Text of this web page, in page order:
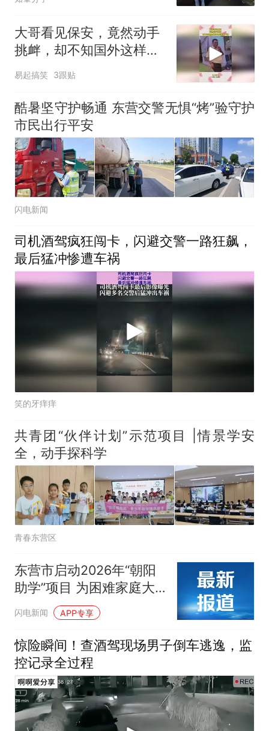
大哥看见保安，竟然动手
挑衅，却不知国外这样的
后果太严重
易起搞笑 3跟贴
酷暑坚守护畅通 东营交警无惧“烤”验守护
市民出行平安
闪电新闻
司机酒驾疯狂闯卡，闪避交警一路狂飙，
最后猛冲惨遭车祸
笑的牙痒痒
共青团“伙伴计划”示范项目 |情景学安
全，动手探科学
青春东营区
东营市启动2026年“朝阳
助学”项目 为困难家庭大
学新生发放万元救助金
闪电新闻 APP专享
惊险瞬间！查酒驾现场男子倒车逃逸，监
控记录全过程